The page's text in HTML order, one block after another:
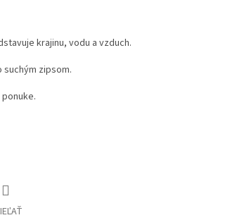
krajinu, vodu a vzduch.
zipsom.